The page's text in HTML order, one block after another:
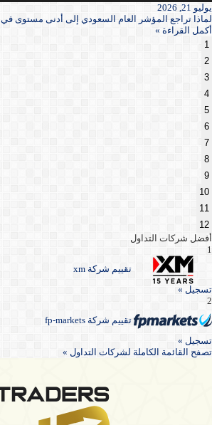
يوليو 21, 2026
لماذا تراجع المؤشر العام السعودي إلى أدنى مستوى في 3 أشهر؟
أكمل القراءة »
1
2
3
4
5
6
7
8
9
10
11
12
أفضل شركات التداول
1
تقييم شركة xm
تسجيل »
2
تقييم شركة fp-markets
تسجيل »
تصفح القائمة الكاملة لشركات التداول »